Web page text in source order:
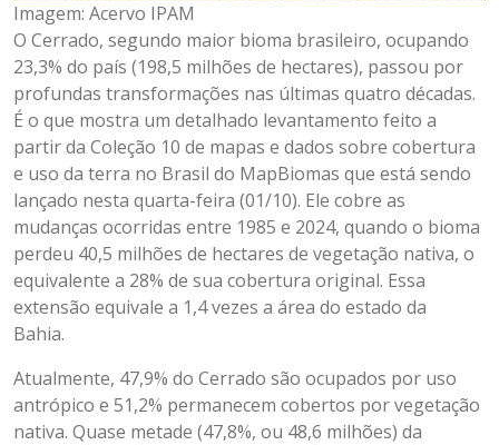
Imagem: Acervo IPAM
O Cerrado, segundo maior bioma brasileiro, ocupando
23,3% do país (198,5 milhões de hectares), passou por
profundas transformações nas últimas quatro décadas.
É o que mostra um detalhado levantamento feito a
partir da Coleção 10 de mapas e dados sobre cobertura
e uso da terra no Brasil do MapBiomas que está sendo
lançado nesta quarta-feira (01/10). Ele cobre as
mudanças ocorridas entre 1985 e 2024, quando o bioma
perdeu 40,5 milhões de hectares de vegetação nativa, o
equivalente a 28% de sua cobertura original. Essa
extensão equivale a 1,4 vezes a área do estado da
Bahia.
Atualmente, 47,9% do Cerrado são ocupados por uso
antrópico e 51,2% permanecem cobertos por vegetação
nativa. Quase metade (47,8%, ou 48,6 milhões) da